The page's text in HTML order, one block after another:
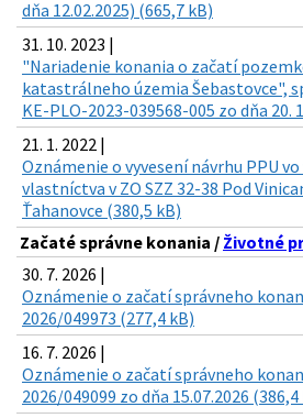
dňa 12.02.2025) (665,7 kB)
31. 10. 2023 |
"Nariadenie konania o začatí
katastrálneho územia Šebastovce",
KE-PLO-2023-039568-005 zo dňa 20.
21. 1. 2022 |
Oznámenie o vyvesení návrhu PPU
vlastníctva v ZO SZZ 32-38 Pod
Ťahanovce (380,5 kB)
Začaté správne konania / Životné
30. 7. 2026 |
Oznámenie o začatí správneho
2026/049973 (277,4 kB)
16. 7. 2026 |
Oznámenie o začatí správneho
2026/049099 zo dňa 15.07.2026 (386,4